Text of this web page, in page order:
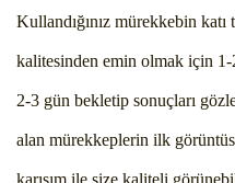
Kullandığınız mürekkebin katı
kalitesinden emin olmak için
2-3 gün bekletip sonuçları
alan mürekkeplerin ilk
karışım ile size kaliteli